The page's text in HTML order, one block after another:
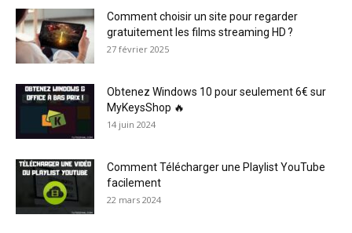
Comment choisir un site pour regarder
gratuitement les films streaming HD ?
27 février 2025
Obtenez Windows 10 pour seulement 6€ sur
MyKeysShop 🔥
14 juin 2024
Comment Télécharger une Playlist YouTube
facilement
22 mars 2024